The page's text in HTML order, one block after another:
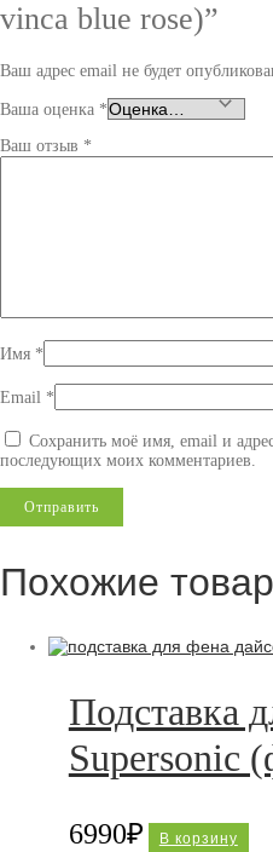
vinca blue rose)”
Ваш адрес email не будет
Ваша оценка *
Ваш отзыв *
Имя *
Email *
Сохранить моё имя, email и
последующих моих комментариев.
Похожие
Подставка
Supersonic
6990₽ В корзину